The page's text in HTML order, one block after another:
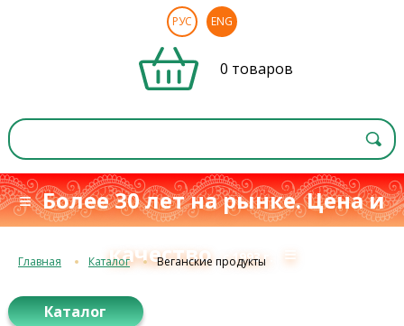
РУС ENG
0 товаров
≡ Более 30 лет на рынке. Цена и
качествос 1993 г. ≡
Главная Каталог Веганские продукты
Каталог